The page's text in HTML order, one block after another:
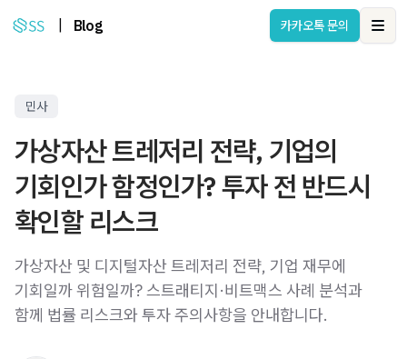
Blog 카카오톡 문의
민사
가상자산 트레저리 전략, 기업의
기회인가 함정인가? 투자 전 반드시
확인할 리스크
가상자산 및 디지털자산 트레저리 전략, 기업 재무에
기회일까 위험일까? 스트래티지·비트맥스 사례 분석과
함께 법률 리스크와 투자 주의사항을 안내합니다.